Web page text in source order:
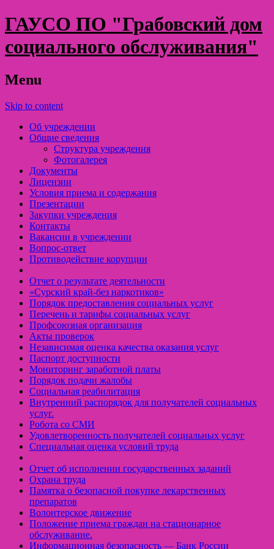
ГАУСО ПО "Грабовский дом
социального обслуживания"
Menu
Skip to content
Об учреждении
Общие сведения
Структура учреждения
Фотогалерея
Документы
Лицензии
Условия приема и содержания
Презентации
Закупки учреждения
Контакты
Вакансии в учреждении
Вопрос-ответ
Противодействие корупции
Отчет о результате деятельности
«Cурский край-без наркотиков»
Порядок предоставления социальных услуг
Перечень и тарифы социальных услуг
Профсоюзная организация
Акты проверок
Независимая оценка качества оказания услуг
Паспорт доступности
Мониторинг заработной платы
Порядок подачи жалобы
Социальная реабилитация
Внутренний распорядок для получателей социальных
услуг.
Робота со СМИ
Удовлетворенность получателей социальных услуг
Специальная оценка условий труда
Отчет об исполнении государственных заданий
Охрана труда
Памятка о безопасной покупке лекарственных
препаратов
Волонтерское движение
Положение приема граждан на стационарное
обслуживание.
Информационная безопасность — Банк России